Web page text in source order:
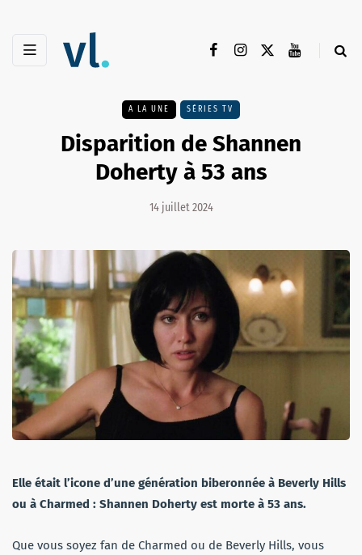
A LA UNE SÉRIES TV
Disparition de Shannen
Doherty à 53 ans
14 juillet 2024
Elle était l’icone d’une génération biberonnée à Beverly Hills
ou à Charmed : Shannen Doherty est morte à 53 ans.
Que vous soyez fan de Charmed ou de Beverly Hills, vous